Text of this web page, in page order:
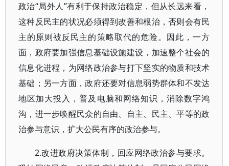
政治“局外人”有利于保持政治稳定，但从长远来看，
这种反民主的状况必须得到改善和根治，否则会有民
主的原则被反民主的策略取代的危险。因此，一方
面，政府要加强信息基础设施建设，加速整个社会的
信息化进程，为网络政治参与打下坚实的物质和技术
基础；另一方面，政府还要对信息弱势群体和不发达
地区加大投入，普及电脑和网络知识，消除数字鸿
沟，进一步唤醒民众的自由、自主、民主、平等的政
治参与意识，扩大公民有序的政治参与。
2.改进政府决策体制，回应网络政治参与要求。